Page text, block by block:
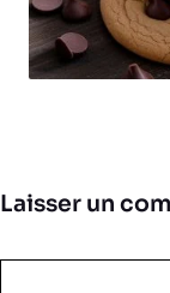
Laisser un